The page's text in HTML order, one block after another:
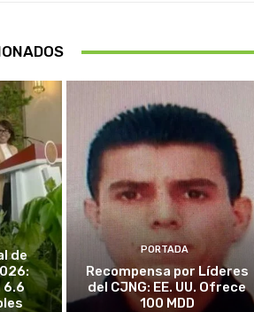
de
6.6
PORTADA
Recompensa por Líderes
del CJNG: EE. UU. Ofrece
100 MDD